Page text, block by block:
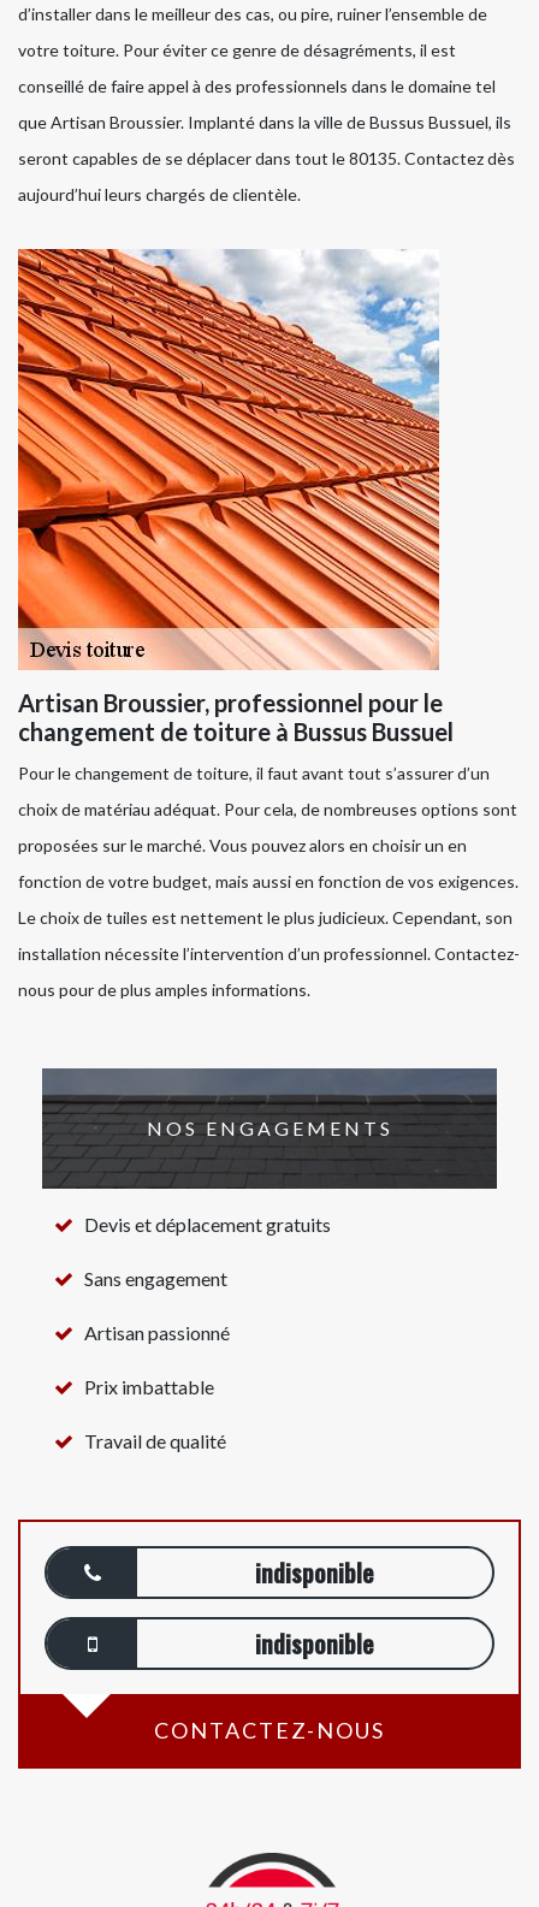
d’installer dans le meilleur des cas, ou pire, ruiner l’ensemble de
votre toiture. Pour éviter ce genre de désagréments, il est
conseillé de faire appel à des professionnels dans le domaine tel
que Artisan Broussier. Implanté dans la ville de Bussus Bussuel, ils
seront capables de se déplacer dans tout le 80135. Contactez dès
aujourd’hui leurs chargés de clientèle.
Artisan Broussier, professionnel pour le
changement de toiture à Bussus Bussuel
Pour le changement de toiture, il faut avant tout s’assurer d’un
choix de matériau adéquat. Pour cela, de nombreuses options sont
proposées sur le marché. Vous pouvez alors en choisir un en
fonction de votre budget, mais aussi en fonction de vos exigences.
Le choix de tuiles est nettement le plus judicieux. Cependant, son
installation nécessite l’intervention d’un professionnel. Contactez-
nous pour de plus amples informations.
NOS ENGAGEMENTS
Devis et déplacement gratuits
Sans engagement
Artisan passionné
Prix imbattable
Travail de qualité
indisponible
indisponible
CONTACTEZ-NOUS